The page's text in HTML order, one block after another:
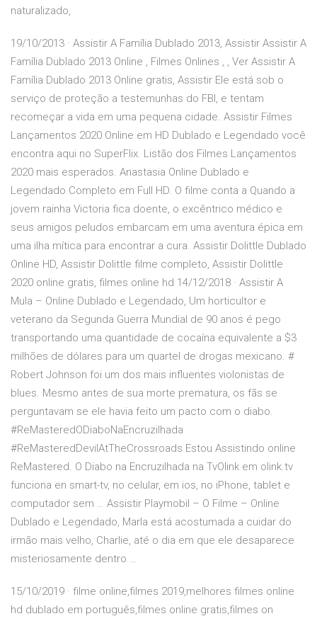
naturalizado,
19/10/2013 · Assistir A Família Dublado 2013, Assistir Assistir A
Família Dublado 2013 Online , Filmes Onlines , , Ver Assistir A
Família Dublado 2013 Online gratis, Assistir Ele está sob o
serviço de proteção a testemunhas do FBI, e tentam
recomeçar a vida em uma pequena cidade. Assistir Filmes
Lançamentos 2020 Online em HD Dublado e Legendado você
encontra aqui no SuperFlix. Listão dos Filmes Lançamentos
2020 mais esperados. Anastasia Online Dublado e
Legendado Completo em Full HD. O filme conta a Quando a
jovem rainha Victoria fica doente, o excêntrico médico e
seus amigos peludos embarcam em uma aventura épica em
uma ilha mítica para encontrar a cura. Assistir Dolittle Dublado
Online HD, Assistir Dolittle filme completo, Assistir Dolittle
2020 online gratis, filmes online hd 14/12/2018 · Assistir A
Mula – Online Dublado e Legendado, Um horticultor e
veterano da Segunda Guerra Mundial de 90 anos é pego
transportando uma quantidade de cocaína equivalente a $3
milhões de dólares para um quartel de drogas mexicano. #
Robert Johnson foi um dos mais influentes violonistas de
blues. Mesmo antes de sua morte prematura, os fãs se
perguntavam se ele havia feito um pacto com o diabo.
#ReMasteredODiaboNaEncruzilhada
#ReMasteredDevilAtTheCrossroads Estou Assistindo online
ReMastered. O Diabo na Encruzilhada na TvOlink em olink.tv
funciona en smart-tv, no celular, em ios, no iPhone, tablet e
computador sem … Assistir Playmobil – O Filme – Online
Dublado e Legendado, Marla está acostumada a cuidar do
irmão mais velho, Charlie, até o dia em que ele desaparece
misteriosamente dentro …
15/10/2019 · filme online,filmes 2019,melhores filmes online
hd dublado em português,filmes online gratis,filmes on